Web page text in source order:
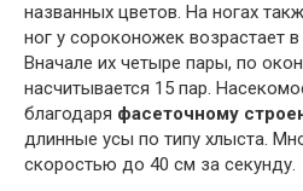
названных цветов. На ногах
ног у сороконожек возрастает
Вначале их четыре пары, по
насчитывается 15 пар.
благодаря фасеточному
длинные усы по типу хлыста.
скоростью до 40 см за секунду.